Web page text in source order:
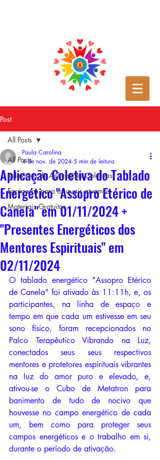
Post
All Posts
Relatórios de Aplicações Coletivas
Egrégoras para as quais atuamos
Materiais Gratuitos
All Posts
Aplicação Coletiva do Tablado
Energético "Assopro Etérico de
Canela" em 01/11/2024 +
"Presentes Energéticos dos
Mentores Espirituais" em
02/11/2024
Paula Carolina
4 de nov. de 2024 5 min de leitura
O tablado energético "Assopro Etérico
de Canela" foi ativado às 11:11h, e, os
participantes, na linha de espaço e
tempo em que cada um estivesse em seu
sono físico, foram recepcionados no
Palco Terapêutico Vibrando na Luz,
conectados seus seus respectivos
mentores e protetores espirituais vibrantes
na luz do amor puro e elevado, e,
ativou-se o Cubo de Metatron para
banimento de tudo de nocivo que
houvesse no campo energético de cada
um, bem como para proteger seus
campos energéticos e o trabalho em si,
durante o período de ativação.